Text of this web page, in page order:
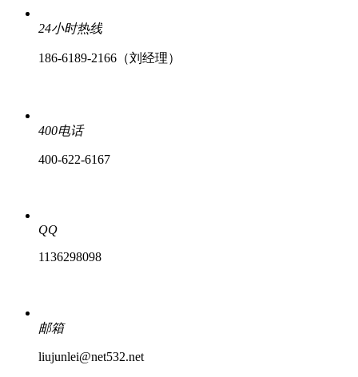
24小时热线
186-6189-2166（刘经理）
400电话
400-622-6167
QQ
1136298098
邮箱
liujunlei@net532.net